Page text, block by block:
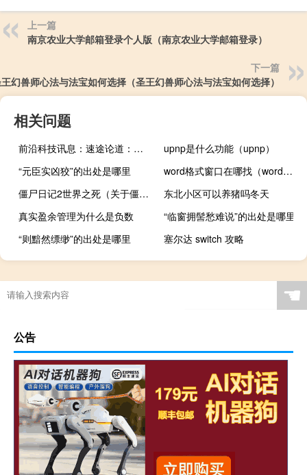
上一篇
南京农业大学邮箱登录个人版（南京农业大学邮箱登录）
下一篇
幻兽师心法与法宝如何选择（圣王幻兽师心法与法宝如何选择）
相关问题
前沿科技讯息：速途论道：亚马逊推信用卡刷卡器，你看好吗？
upnp是什么功能（upnp）
“元臣实凶狡”的出处是哪里
word格式窗口在哪找（word格式在哪里找）
僵尸日记2世界之死（关于僵尸日记2世界之死的介绍）
东北小区可以养猪吗冬天
真实盈余管理为什么是负数
“临窗拥髻愁难说”的出处是哪里
“则黯然缥缈”的出处是哪里
塞尔达 switch 攻略
☚
公告